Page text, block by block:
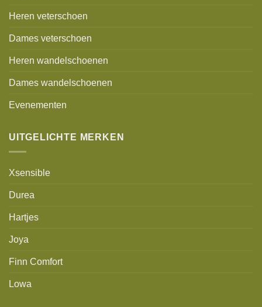
Heren veterschoen
Dames veterschoen
Heren wandelschoenen
Dames wandelschoenen
Evenementen
UITGELICHTE MERKEN
Xsensible
Durea
Hartjes
Joya
Finn Comfort
Lowa